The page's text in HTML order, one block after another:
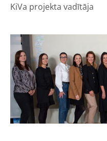
KiVa projekta vadītāja